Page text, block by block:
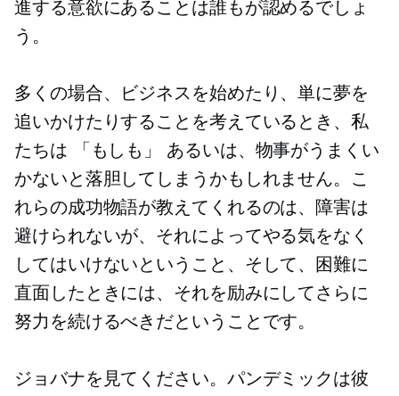
進する意欲にあることは誰もが認めるでしょ
う。
多くの場合、ビジネスを始めたり、単に夢を
追いかけたりすることを考えているとき、私
たちは
「もしも​​」
あるいは、物事がうまくい
かないと落胆してしまうかもしれません。こ
れらの成功物語が教えてくれるのは、障害は
避けられないが、それによってやる気をなく
してはいけないということ、そして、困難に
直面したときには、それを励みにしてさらに
努力を続けるべきだということです。
ジョバナを見てください。パンデミックは彼